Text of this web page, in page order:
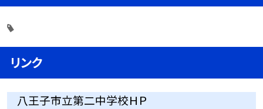
リンク
八王子市立第二中学校ＨＰ